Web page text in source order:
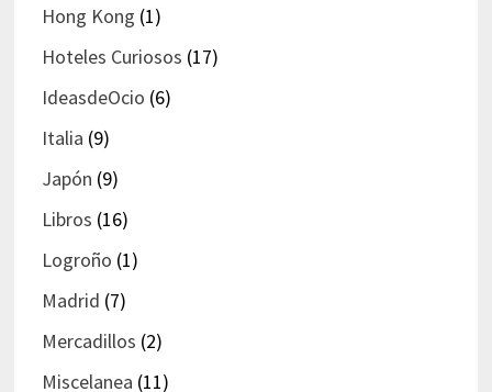
Hong Kong (1)
Hoteles Curiosos (17)
IdeasdeOcio (6)
Italia (9)
Japón (9)
Libros (16)
Logroño (1)
Madrid (7)
Mercadillos (2)
Miscelanea (11)